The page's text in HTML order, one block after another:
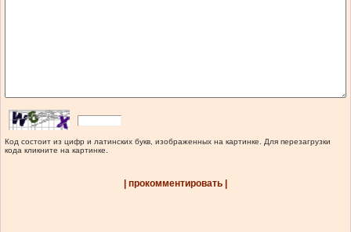
Код состоит из цифр и латинских букв, изображенных на картинке. Для перезагрузки
кода кликните на картинке.
| прокомментировать |